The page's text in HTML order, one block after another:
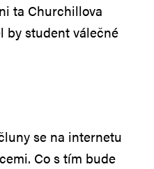
ta Churchillova
by student válečné
se na internetu
Co s tím bude